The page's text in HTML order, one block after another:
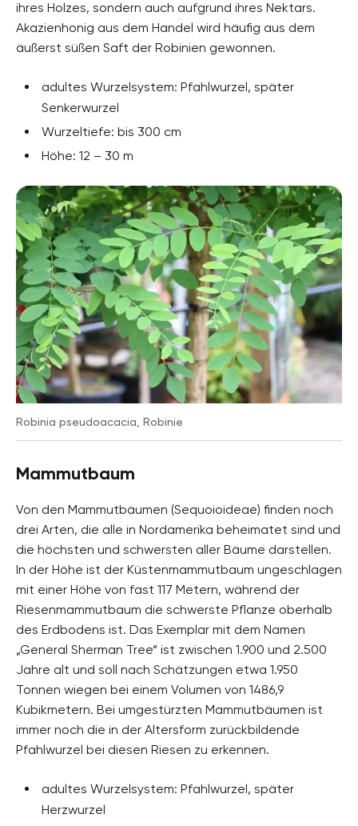
ihres Holzes, sondern auch aufgrund ihres Nektars.
Akazienhonig aus dem Handel wird häufig aus dem
äußerst süßen Saft der Robinien gewonnen.
adultes Wurzelsystem: Pfahlwurzel, später
Senkerwurzel
Wurzeltiefe: bis 300 cm
Höhe: 12 – 30 m
Robinia pseudoacacia, Robinie
Mammutbaum
Von den Mammutbäumen (Sequoioideae) finden noch
drei Arten, die alle in Nordamerika beheimatet sind und
die höchsten und schwersten aller Bäume darstellen.
In der Höhe ist der Küstenmammutbaum ungeschlagen
mit einer Höhe von fast 117 Metern, während der
Riesenmammutbaum die schwerste Pflanze oberhalb
des Erdbodens ist. Das Exemplar mit dem Namen
„General Sherman Tree“ ist zwischen 1.900 und 2.500
Jahre alt und soll nach Schätzungen etwa 1.950
Tonnen wiegen bei einem Volumen von 1486,9
Kubikmetern. Bei umgestürzten Mammutbäumen ist
immer noch die in der Altersform zurückbildende
Pfahlwurzel bei diesen Riesen zu erkennen.
adultes Wurzelsystem: Pfahlwurzel, später
Herzwurzel